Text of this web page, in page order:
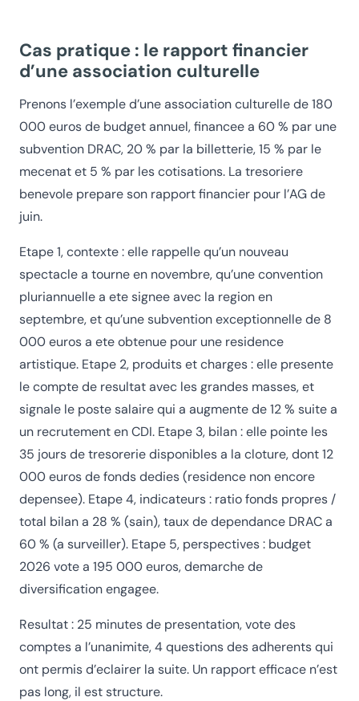
Cas pratique : le rapport financier
d’une association culturelle
Prenons l’exemple d’une association culturelle de 180
000 euros de budget annuel, financee a 60 % par une
subvention DRAC, 20 % par la billetterie, 15 % par le
mecenat et 5 % par les cotisations. La tresoriere
benevole prepare son rapport financier pour l’AG de
juin.
Etape 1, contexte : elle rappelle qu’un nouveau
spectacle a tourne en novembre, qu’une convention
pluriannuelle a ete signee avec la region en
septembre, et qu’une subvention exceptionnelle de 8
000 euros a ete obtenue pour une residence
artistique. Etape 2, produits et charges : elle presente
le compte de resultat avec les grandes masses, et
signale le poste salaire qui a augmente de 12 % suite a
un recrutement en CDI. Etape 3, bilan : elle pointe les
35 jours de tresorerie disponibles a la cloture, dont 12
000 euros de fonds dedies (residence non encore
depensee). Etape 4, indicateurs : ratio fonds propres /
total bilan a 28 % (sain), taux de dependance DRAC a
60 % (a surveiller). Etape 5, perspectives : budget
2026 vote a 195 000 euros, demarche de
diversification engagee.
Resultat : 25 minutes de presentation, vote des
comptes a l’unanimite, 4 questions des adherents qui
ont permis d’eclairer la suite. Un rapport efficace n’est
pas long, il est structure.